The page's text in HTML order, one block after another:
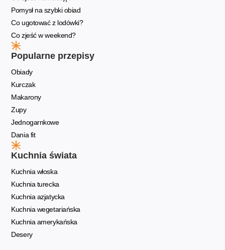
Pomysł na szybki obiad
Co ugotować z lodówki?
Co zjeść w weekend?
Popularne przepisy
Obiady
Kurczak
Makarony
Zupy
Jednogarnkowe
Dania fit
Kuchnia świata
Kuchnia włoska
Kuchnia turecka
Kuchnia azjatycka
Kuchnia wegetariańska
Kuchnia amerykańska
Desery